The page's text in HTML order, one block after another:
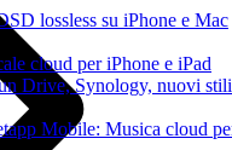
lossless su iPhone e Mac
cloud per iPhone e iPad
Drive, Synology, nuovi stili
Mobile: Musica cloud